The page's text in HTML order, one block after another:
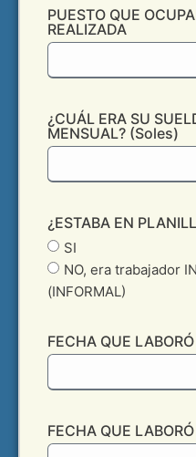
PUESTO QUE
REALIZADA
¿CUÁL ERA SU
MENSUAL? (Soles)
¿ESTABA EN
SI
NO, era trabajador
(INFORMAL)
FECHA QUE
FECHA QUE